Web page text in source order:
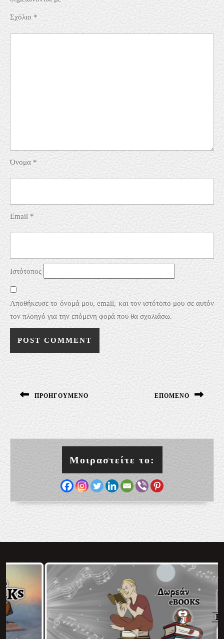
Σχόλιο *
Όνομα *
Email *
Ιστότοπος
Αποθήκευσε το όνομά μου, email, και τον ιστότοπο μου σε αυτόν
τον πλοηγό για την επόμενη φορά που θα σχολιάσω.
Πλοήγηση
άρθρων
ΠΡΟΗΓΟΎΜΕΝΟ ΕΠΌΜΕΝΟ
Μοιραστείτε το: